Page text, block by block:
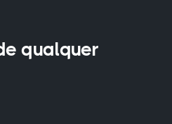
qualquer